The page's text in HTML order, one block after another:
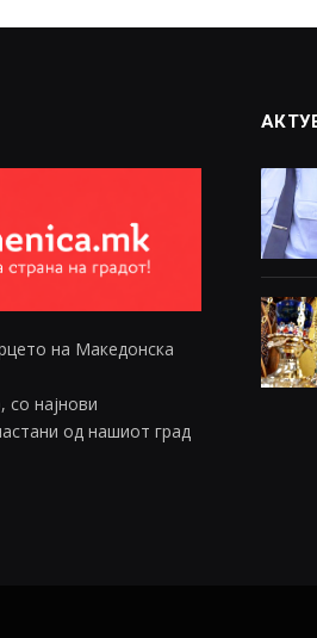
на Македонска
со најнови
од нашиот град